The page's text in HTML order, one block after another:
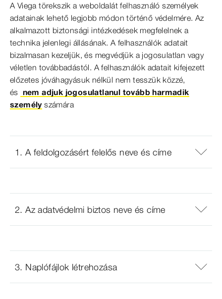
A Viega törekszik a weboldalát felhasználó személyek
adatainak lehető legjobb módon történő védelmére. Az
alkalmazott biztonsági intézkedések megfelelnek a
technika jelenlegi állásának. A felhasználók adatait
bizalmasan kezeljük, és megvédjük a jogosulatlan vagy
véletlen továbbadástól. A felhasználók adatait kifejezett
előzetes jóváhagyásuk nélkül nem tesszük közzé,
és nem adjuk jogosulatlanul tovább harmadik
személyszámára
1. A feldolgozásért felelős neve és címe
2. Az adatvédelmi biztos neve és címe
3. Naplófájlok létrehozása